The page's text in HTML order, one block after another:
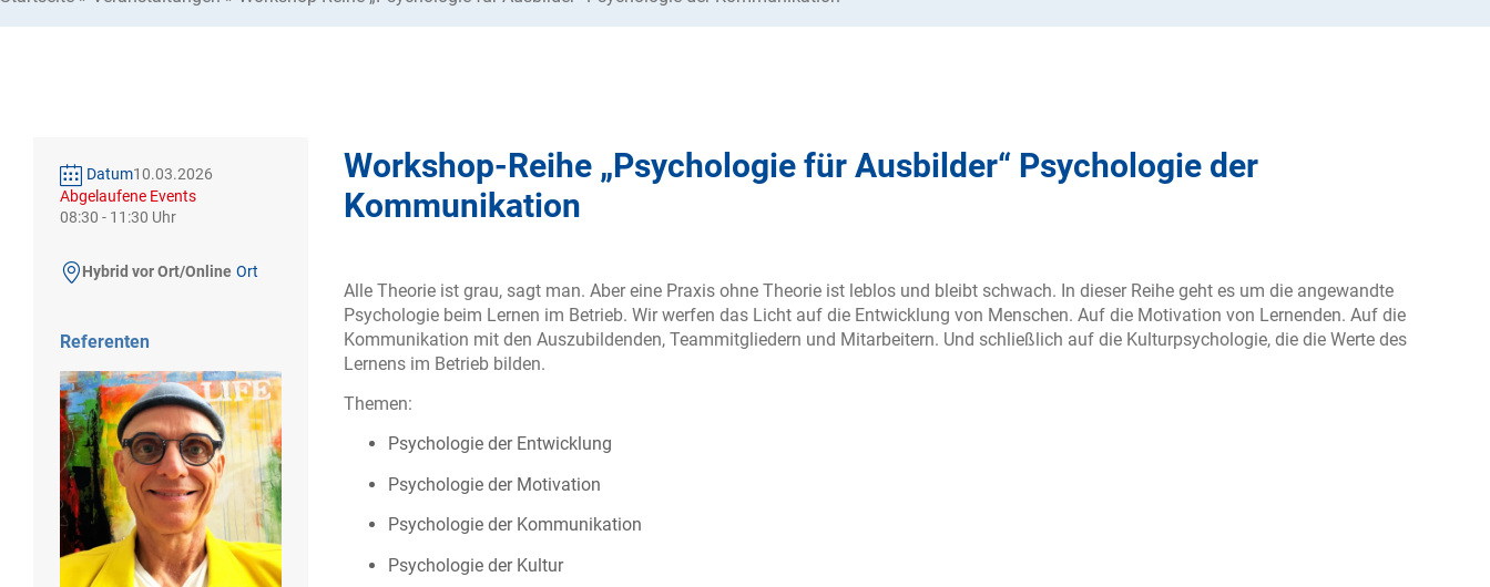
Datum10.03.2026
Abgelaufene Events
08:30 - 11:30
Ort
Hybrid vor Ort/Online
Referenten
Workshop-Reihe „Psychologie für Ausbilder“ Psychologie der
Kommunikation
Alle Theorie ist grau, sagt man. Aber eine Praxis ohne Theorie ist leblos und bleibt schwach. In dieser Reihe geht es um die angewandte
Psychologie beim Lernen im Betrieb. Wir werfen das Licht auf die Entwicklung von Menschen. Auf die Motivation von Lernenden. Auf die
Kommunikation mit den Auszubildenden, Teammitgliedern und Mitarbeitern. Und schließlich auf die Kulturpsychologie, die die Werte des
Lernens im Betrieb bilden.
Themen:
Psychologie der Entwicklung
Psychologie der Motivation
Psychologie der Kommunikation
Psychologie der Kultur